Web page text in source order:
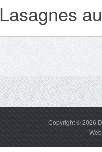
Lasagnes
Copyright © 2026